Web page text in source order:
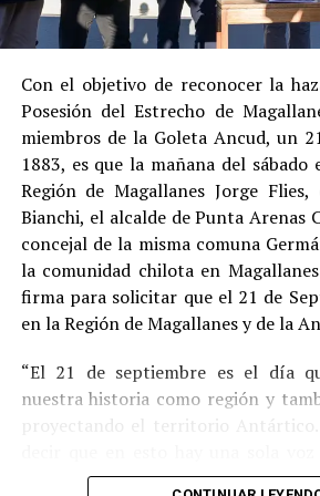
Estas circunstancias
procedimiento abreviado, redujeron
cumplimiento efectivo en recinto
Indemnización a la víctima y
por ocultamiento de bienes
En el ámbito civil, elJuzgado de
enseptiembre de 2023una
Pedro Montecinos apagar una
$120 millonespor concepto de
$80 millonesa favor de la
$40 millonesa favor de su
Sin embargo, la Fiscalía abrió
Con el objetivo de reconocer la
Posesión del Estrecho de
miembros de la Goleta Ancud, un
1883, es que la mañana del
Región de Magallanes Jorge
Bianchi, el alcalde de Punta Arenas
concejal de la misma comuna
la comunidad chilota en
firma para solicitar que el 21 de
en la Región de Magallanes y de la
“El 21 de septiembre es el día
nuestra historia como región y
proyectando el territorio Antártico.
este día por los primeros chilotes